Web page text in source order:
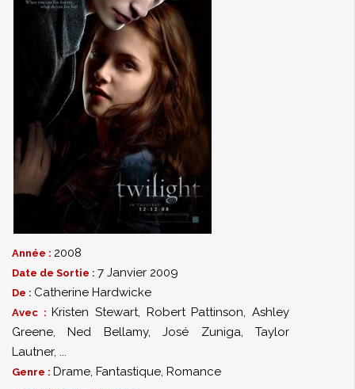
Année : 2008
Date de Sortie : 7 Janvier 2009
De : Catherine Hardwicke
Avec : Kristen Stewart, Robert Pattinson,Ashley
Greene,Ned Bellamy,José Zuniga,Taylor
Lautner, ...
Genre : Drame, Fantastique, Romance